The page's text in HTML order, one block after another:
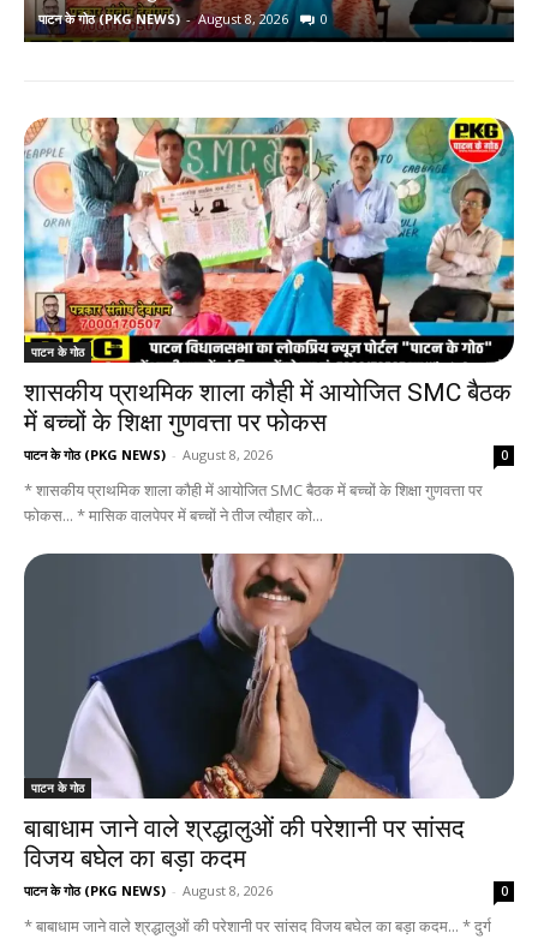
पाटन के गोठ (PKG NEWS) - August 8, 2026 0
पाटन के गोठ
शासकीय प्राथमिक शाला कौही में आयोजित SMC बैठक
में बच्चों के शिक्षा गुणवत्ता पर फोकस
पाटन के गोठ (PKG NEWS) - August 8, 2026 0
* शासकीय प्राथमिक शाला कौही में आयोजित SMC बैठक में बच्चों के शिक्षा गुणवत्ता पर
फोकस... * मासिक वालपेपर में बच्चों ने तीज त्यौहार को...
पाटन के गोठ
बाबाधाम जाने वाले श्रद्धालुओं की परेशानी पर सांसद
विजय बघेल का बड़ा कदम
पाटन के गोठ (PKG NEWS) - August 8, 2026 0
* बाबाधाम जाने वाले श्रद्धालुओं की परेशानी पर सांसद विजय बघेल का बड़ा कदम... * दुर्ग